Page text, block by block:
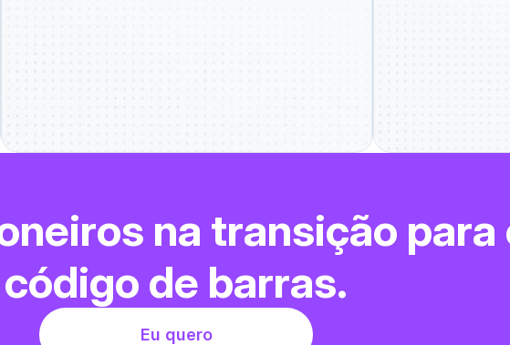
na transição para
código de barras.
Eu quero